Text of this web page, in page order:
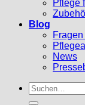
Pflege
Blog
News
Suchen
nach: